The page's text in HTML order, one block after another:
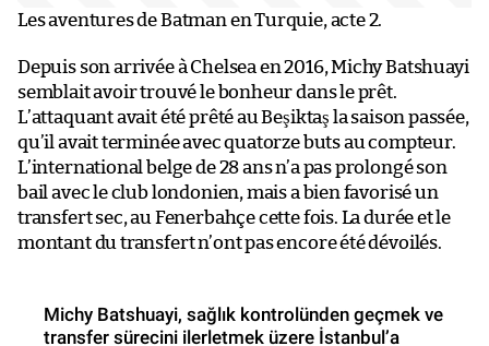
Les aventures de Batman en Turquie, acte 2.
Depuis son arrivée à Chelsea en 2016, Michy Batshuayi
semblait avoir trouvé le bonheur dans le prêt.
L’attaquant avait été prêté au Beşiktaş la saison passée,
qu’il avait terminée avec quatorze buts au compteur.
L’international belge de 28 ans n’a pas prolongé son
bail avec le club londonien, mais a bien favorisé un
transfert sec, au Fenerbahçe cette fois. La durée et le
montant du transfert n’ont pas encore été dévoilés.
Michy Batshuayi, sağlık kontrolünden geçmek ve
transfer sürecini ilerletmek üzere İstanbul’a